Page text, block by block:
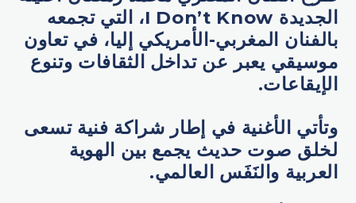
الجديدة I Don’t Know، التي تجمعه
بالفنان المغربي-الأمريكي إليا، في تعاون
موسيقي يعبر عن تداخل الثقافات وتنوع
الإيقاعات.
وتأتي الأغنية في إطار شراكة فنية تسعى
لخلق صوت حديث يجمع بين الهوية
العربية والنَفَس العالمي.